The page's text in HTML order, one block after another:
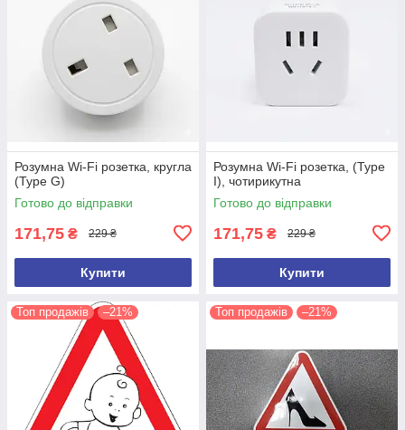
Розумна Wi-Fi розетка, кругла
(Type G)
Готово до відправки
171,75 ₴ 229 ₴
Купити
Розумна Wi-Fi розетка, (Type
I), чотирикутна
Готово до відправки
171,75 ₴ 229 ₴
Купити
Топ продажів –21% Топ продажів –21%